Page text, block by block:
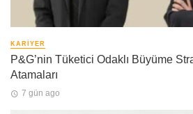
KARIYER
P&G’nin Tüketici Odaklı Büyüme
Atamaları
7 gün ago